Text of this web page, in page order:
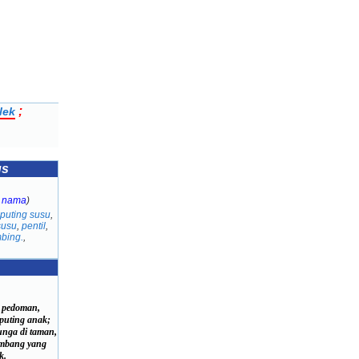
;
nama)
puting susu,
, pentil,
,
anak;
di taman,
yang